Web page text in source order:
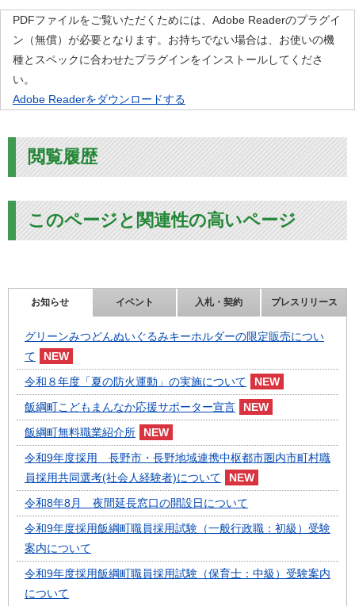
PDFファイルをご覧いただくためには、Adobe Readerのプラグイ
ン（無償）が必要となります。お持ちでない場合は、お使いの機
種とスペックに合わせたプラグインをインストールしてくださ
い。
Adobe Readerをダウンロードする
閲覧履歴
このページと関連性の高いページ
お知らせ イベント 入札・契約 プレスリリース
グリーンみつどんぬいぐるみキーホルダーの限定販売につい
て
令和８年度「夏の防火運動」の実施について
飯綱町こどもまんなか応援サポーター宣言
飯綱町無料職業紹介所
令和9年度採用 長野市・長野地域連携中枢都市圏内市町村職
員採用共同選考(社会人経験者)について
令和8年8月 夜間延長窓口の開設日について
令和9年度採用飯綱町職員採用試験（一般行政職：初級）受験
案内について
令和9年度採用飯綱町職員採用試験（保育士：中級）受験案内
について